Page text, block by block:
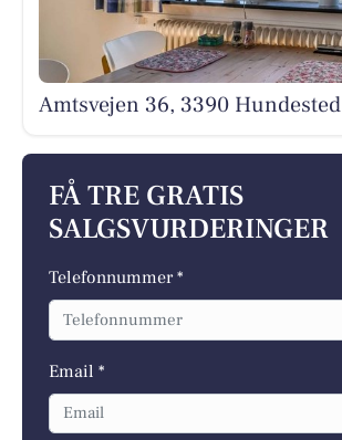
Amtsvejen 36, 3390 Hundested
FÅ TRE GRATIS
SALGSVURDERINGER
Telefonnummer *
Email *